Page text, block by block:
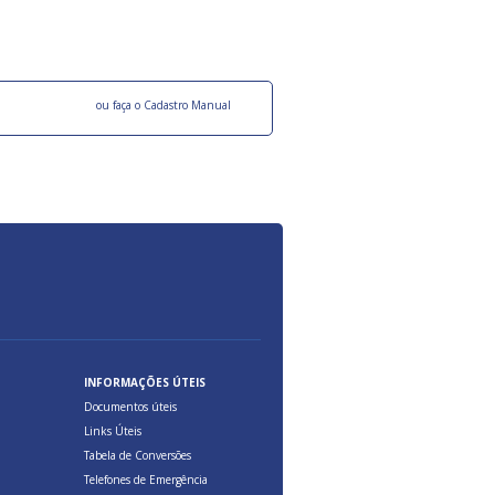
ou faça o Cadastro Manual
INFORMAÇÕES ÚTEIS
Documentos úteis
Links Úteis
Tabela de Conversões
Telefones de Emergência